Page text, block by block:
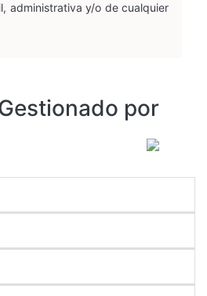
administrativa y/o de cualquier
por